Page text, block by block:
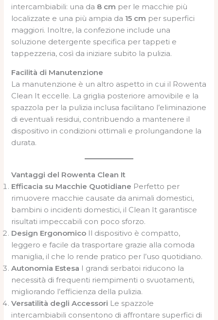
intercambiabili: una da 8 cm per le macchie più
localizzate e una più ampia da 15 cm per superfici
maggiori. Inoltre, la confezione include una
soluzione detergente specifica per tappeti e
tappezzeria, così da iniziare subito la pulizia.
Facilità di Manutenzione
La manutenzione è un altro aspetto in cui il Rowenta
Clean It eccelle. La griglia posteriore amovibile e la
spazzola per la pulizia inclusa facilitano l’eliminazione
di eventuali residui, contribuendo a mantenere il
dispositivo in condizioni ottimali e prolungandone la
durata.
Vantaggi del Rowenta Clean It
Efficacia su Macchie Quotidiane Perfetto per
rimuovere macchie causate da animali domestici,
bambini o incidenti domestici, il Clean It garantisce
risultati impeccabili con poco sforzo.
Design Ergonomico Il dispositivo è compatto,
leggero e facile da trasportare grazie alla comoda
maniglia, il che lo rende pratico per l’uso quotidiano.
Autonomia Estesa I grandi serbatoi riducono la
necessità di frequenti riempimenti o svuotamenti,
migliorando l’efficienza della pulizia.
Versatilità degli Accessori Le spazzole
intercambiabili consentono di affrontare superfici di